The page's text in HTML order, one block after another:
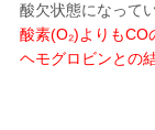
酸欠状態になって
酸素(O₂)よりもCO
ヘモグロビンとの